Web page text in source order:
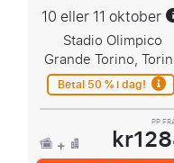
10 eller 11 oktober
Stadio Olimpico
Grande Torino,
Betal 50 % i dag!
PP